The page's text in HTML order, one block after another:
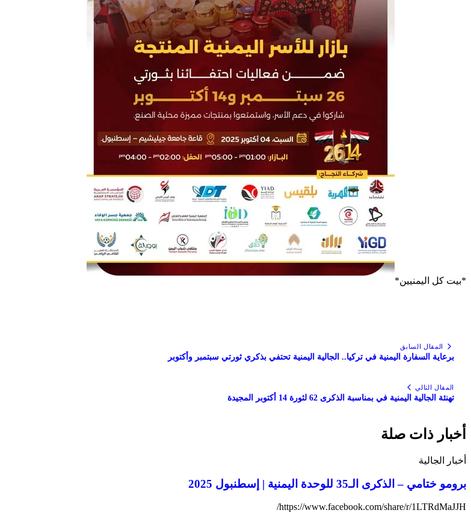
*بيت كل اليمنيين*
المقال السابق
برعاية السفارة اليمنية في تركيا.. الجالية اليمنية تحتفي بذكري ثورتي سبتمبر وأكتوبر
المقال التالي
تهنئة الجالية اليمنية في بمناسبة الذكرى 62 لثورة 14 أكتوبر المجيدة
أخبار ذات صلة
أخبار الجالية
برومو ختامي – الذكرى الـ35 للوحدة اليمنية | إسطنبول 2025
https://www.facebook.com/share/r/1LTRdMaJJH/